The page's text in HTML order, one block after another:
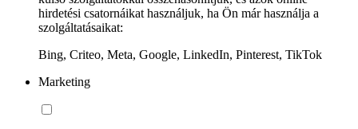
hirdetési csatornáikat használjuk, ha Ön már használja a
szolgáltatásaikat:
Bing, Criteo, Meta, Google, LinkedIn, Pinterest, TikTok
Marketing